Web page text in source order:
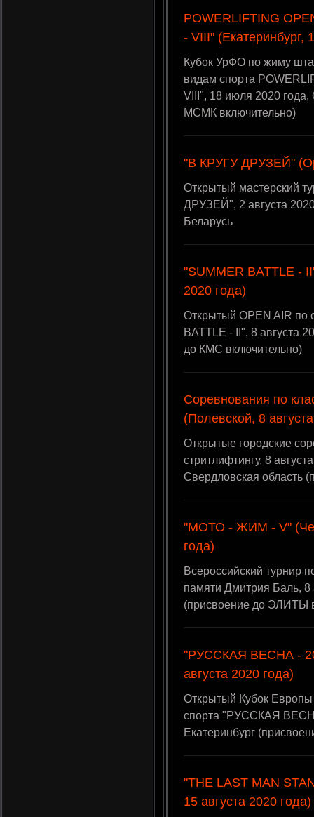
POWERLIFTING
- VIII" (Екатеринбург,
Кубок УрФО по жиму
видам спорта
VIII", 18 июля 2020 года,
МСМК включительно)
"В КРУГУ ДРУЗЕЙ"
Открытый мастерский
ДРУЗЕЙ", 2 августа
Беларусь
"SUMMER BATTLE -
2020 года)
Открытый OPEN AIR по
BATTLE - II", 8 августа
до КМС включительно)
Соревнования по
(Полевской, 8
Открытые городские
стритлифтингу, 8
Свердловская область
"МОТО - ЖИМ - V"
года)
Всероссийский
памяти Дмитрия Баль, 8
(присвоение до ЭЛИТЫ
"РУССКАЯ ВЕСНА -
августа 2020 года)
Открытый Кубок
спорта "РУССКАЯ ВЕСНА
Екатеринбург
"THE LAST MAN
15 августа 2020 года)